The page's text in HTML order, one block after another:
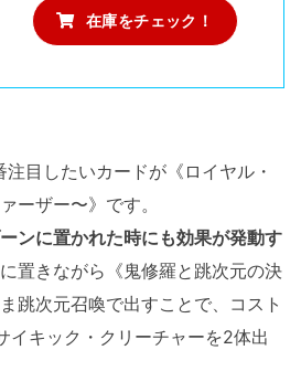
在庫をチェック！
目したいカードが《ロイヤル・
ーザー〜》です。
ンに置かれた時にも効果が発動す
置きながら《鬼修羅と跳次元の決
跳次元召喚で出すことで、コスト
イキック・クリーチャーを2体出